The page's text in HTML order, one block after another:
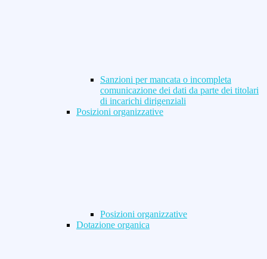
Sanzioni per mancata o incompleta
comunicazione dei dati da parte dei titolari
di incarichi dirigenziali
Posizioni organizzative
Posizioni organizzative
Dotazione organica